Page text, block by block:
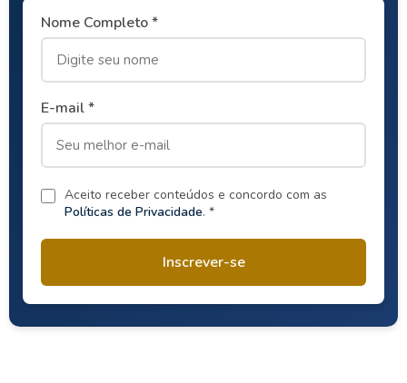
Nome Completo *
E-mail *
Aceito receber conteúdos e concordo com as
Políticas de Privacidade. *
Inscrever-se